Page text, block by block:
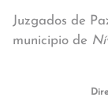
Juzgados de
municipio de